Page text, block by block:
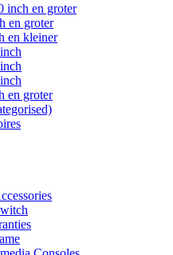
inch en groter
en groter
en kleiner
en groter